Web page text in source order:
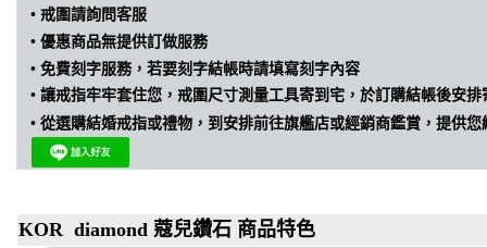
•戒圍請詢問客服
• 優惠商品無提供訂做服務
• 免費刻字服務，若要刻字結帳時請填寫刻字內容
•讓戒指牢牢套住您，戒圍尺寸測量工具寄到宅，於訂購結帳後安排
•從選購結婚戒指或禮物，到安排前往旗艦店或經銷商鑑賞，提供
KOR diamond 蔻兒鑽石 商品特色